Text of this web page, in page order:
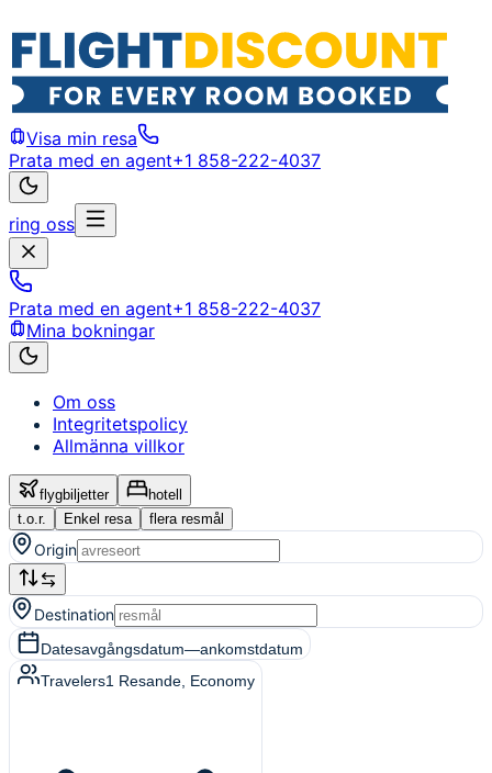
Visa min resa
Prata med en agent+1 858-222-4037
ring oss
Prata med en agent+1 858-222-4037
Mina bokningar
Om oss
Integritetspolicy
Allmänna villkor
flygbiljetter
hotell
t.o.r.
Enkel resa flera resmål
Origin
Destination
Datesavgångsdatum—ankomstdatum
Travelers1 Resande , Economy